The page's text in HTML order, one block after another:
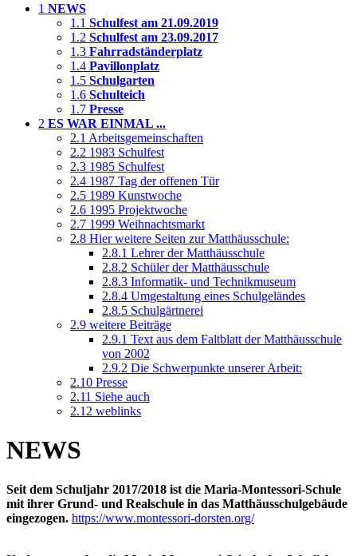
1 NEWS
1.1 Schulfest am 21.09.2019
1.2 Schulfest am 23.09.2017
1.3 Fahrradständerplatz
1.4 Pavillonplatz
1.5 Schulgarten
1.6 Schulteich
1.7 Presse
2 ES WAR EINMAL ...
2.1 Arbeitsgemeinschaften
2.2 1983 Schulfest
2.3 1985 Schulfest
2.4 1987 Tag der offenen Tür
2.5 1989 Kunstwoche
2.6 1995 Projektwoche
2.7 1999 Weihnachtsmarkt
2.8 Hier weitere Seiten zur Matthäusschule:
2.8.1 Lehrer der Matthäusschule
2.8.2 Schüler der Matthäusschule
2.8.3 Informatik- und Technikmuseum
2.8.4 Umgestaltung eines Schulgeländes
2.8.5 Schulgärtnerei
2.9 weitere Beiträge
2.9.1 Text aus dem Faltblatt der Matthäusschule
von 2002
2.9.2 Die Schwerpunkte unserer Arbeit:
2.10 Presse
2.11 Siehe auch
2.12 weblinks
NEWS
Seit dem Schuljahr 2017/2018 ist die Maria-Montessori-Schule
mit ihrer Grund- und Realschule in das Matthäusschulgebäude
eingezogen. https://www.montessori-dorsten.org/